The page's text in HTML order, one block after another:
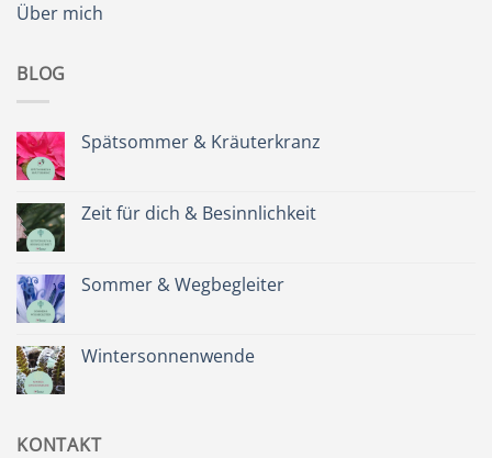
Über mich
BLOG
Spätsommer & Kräuterkranz
Spätsommer
&
Zeit für dich & Besinnlichkeit
Zeit
für
Sommer & Wegbegleiter
Sommer
&
Wintersonnenwende
KONTAKT